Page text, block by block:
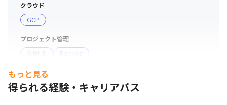
クラウド
GCP
プロジェクト管理
GitHub
Backlog
支給PC
現場で選択可能（Windows/Mac）
もっと見る
得られる経験・キャリアパス